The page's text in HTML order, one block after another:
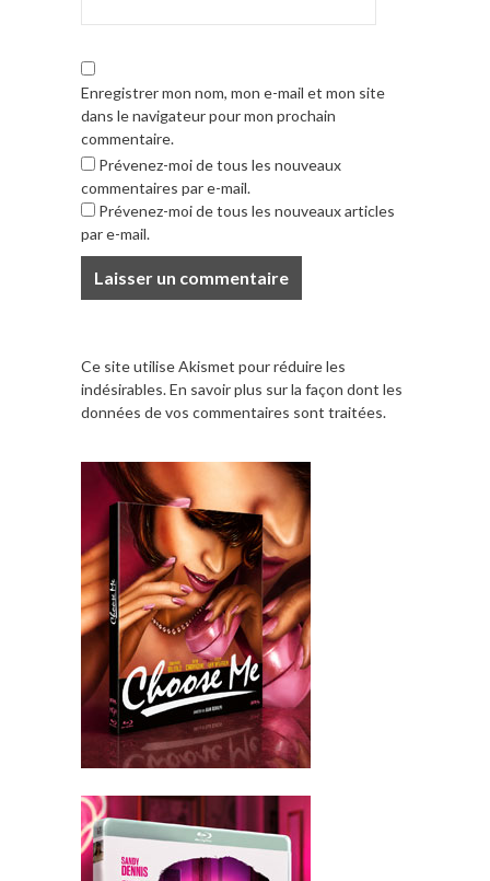
Enregistrer mon nom, mon e-mail et mon site
dans le navigateur pour mon prochain
commentaire.
Prévenez-moi de tous les nouveaux
commentaires par e-mail.
Prévenez-moi de tous les nouveaux articles
par e-mail.
Ce site utilise Akismet pour réduire les
indésirables.En savoir plus sur la façon dont les
données de vos commentaires sont traitées.